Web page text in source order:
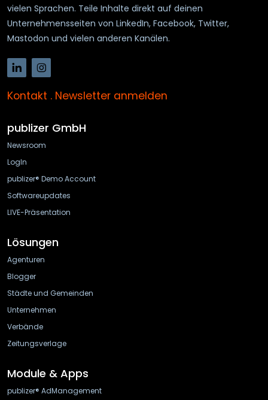
vielen Sprachen. Teile Inhalte direkt auf deinen
Unternehmensseiten von LinkedIn, Facebook, Twitter,
Mastodon und vielen anderen Kanälen.
Kontakt . Newsletter anmelden
publizer GmbH
Newsroom
LogIn
publizer® Demo Account
Softwareupdates
LIVE-Präsentation
Lösungen
Agenturen
Blogger
Städte und Gemeinden
Unternehmen
Verbände
Zeitungsverlage
Module & Apps
publizer® AdManagement